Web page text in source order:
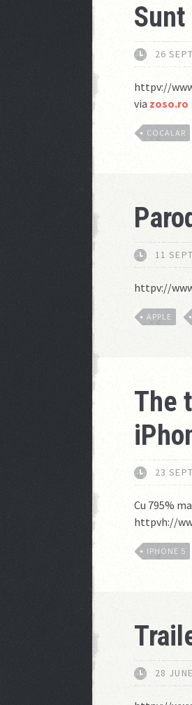
26
httpv://
via zoso.ro
COCALAR
11
httpv://
APPLE
The
23
Cu 795%
httpvh://
IPHONE 5
28